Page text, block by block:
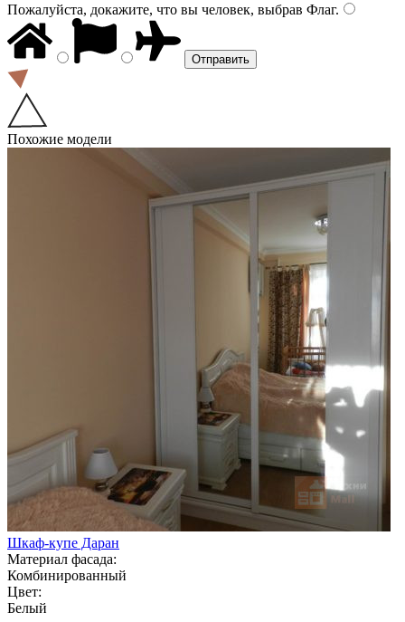
Пожалуйста, докажите, что вы человек, выбрав Флаг.
Похожие модели
Шкаф-купе Даран
Материал фасада:
Комбинированный
Цвет:
Белый